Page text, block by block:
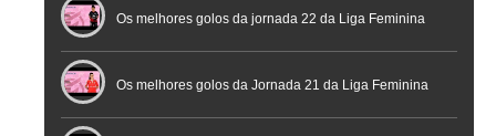
Os melhores golos da jornada 22 da Liga Feminina
Placard
Os melhores golos da Jornada 21 da Liga Feminina